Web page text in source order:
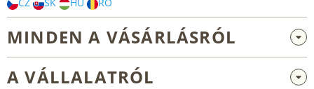
CZ SK HU RO
MINDEN A VÁSÁRLÁSRÓL
Nagykereskedelem és együttműködés
A VÁLLALATRÓL